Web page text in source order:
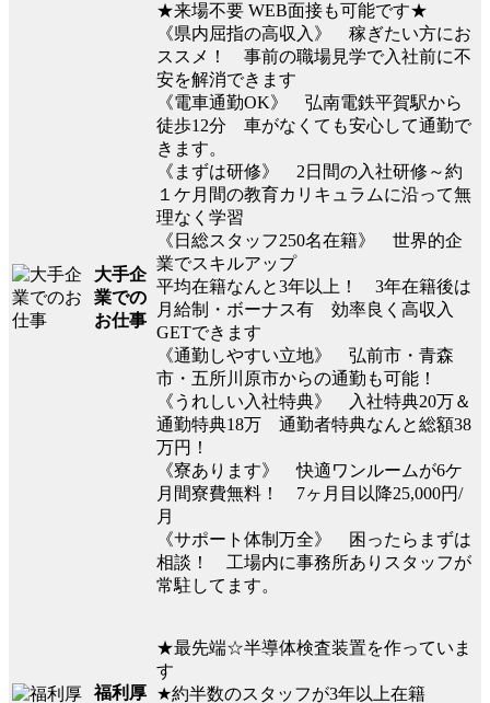
大手企
業での
お仕事
★来場不要 WEB面接も可能です★
《県内屈指の高収入》 稼ぎたい方にお
ススメ！ 事前の職場見学で入社前に不
安を解消できます
《電車通勤OK》 弘南電鉄平賀駅から
徒歩12分 車がなくても安心して通勤で
きます。
《まずは研修》 2日間の入社研修～約
１ケ月間の教育カリキュラムに沿って無
理なく学習
《日総スタッフ250名在籍》 世界的企
業でスキルアップ
平均在籍なんと3年以上！ 3年在籍後は
月給制・ボーナス有 効率良く高収入
GETできます
《通勤しやすい立地》 弘前市・青森
市・五所川原市からの通勤も可能！
《うれしい入社特典》 入社特典20万＆
通勤特典18万 通勤者特典なんと総額38
万円！
《寮あります》 快適ワンルームが6ケ
月間寮費無料！ 7ヶ月目以降25,000円/
月
《サポート体制万全》 困ったらまずは
相談！ 工場内に事務所ありスタッフが
常駐してます。
福利厚
★最先端☆半導体検査装置を作っていま
す
★約半数のスタッフが3年以上在籍